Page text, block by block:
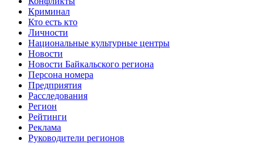
Криминал
Кто есть кто
Личности
Национальные культурные центры
Новости
Новости Байкальского региона
Персона номера
Предприятия
Расследования
Регион
Рейтинги
Реклама
Руководители регионов